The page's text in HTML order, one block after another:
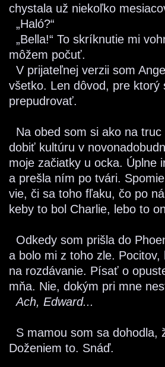
chystala už niekoľko
„Haló?“
„Bella!“ To skríknutie mi
môžem počuť.
V prijateľnej verzii som
všetko. Len dôvod, pre
prepudrovať.
Na obed som si ako na
dobiť kultúru v
moje začiatky u ocka. Úplne
a prešla ním po tvári.
vie, či sa toho fľaku, čo po
keby to bol Charlie, lebo to
Odkedy som prišla do
a bolo mi z toho zle.
na rozdávanie. Písať o
mňa. Nie, dokým pri mne
Ach, Edward...
S mamou som sa dohodla,
Doženiem to. Snáď.